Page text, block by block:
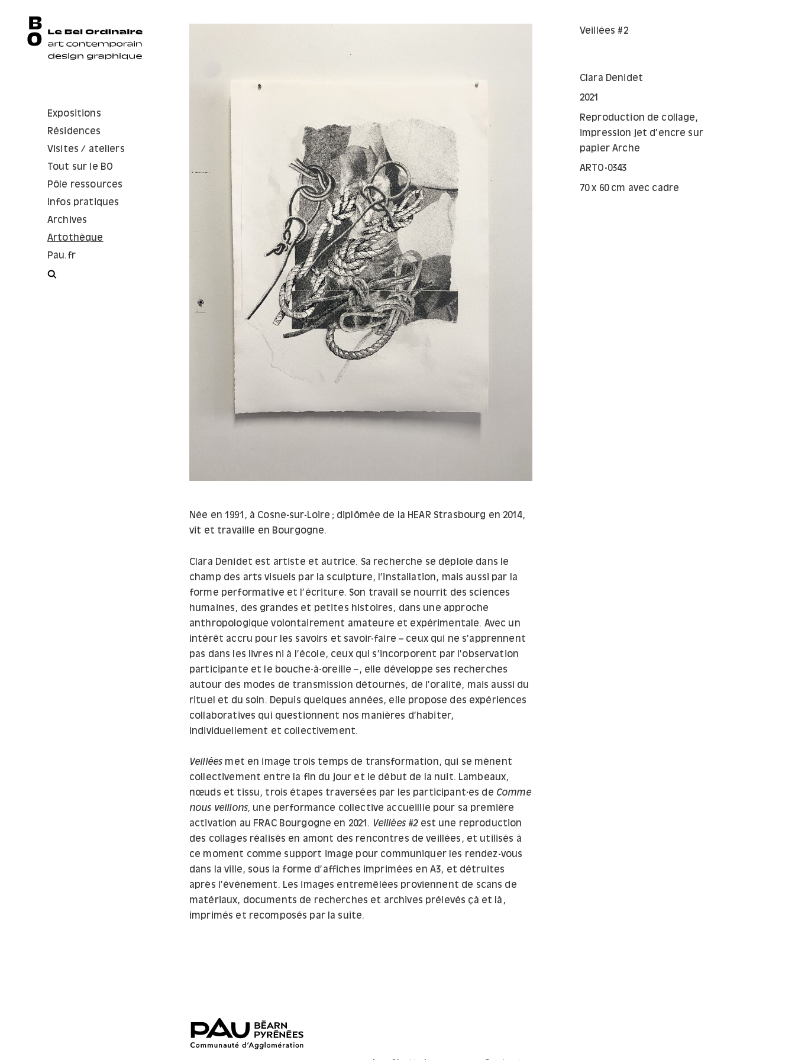
Expositions
Résidences
Visites / ateliers
Tout sur le BO
Pôle ressources
Infos pratiques
Archives
Artothèque
Pau.fr
Rechercher
Née en 1991, à Cosne-sur-Loire ; diplômée de la HEAR Strasbourg en 2014,
vit et travaille en Bourgogne.
Clara Denidet est artiste et autrice. Sa recherche se déploie dans le
champ des arts visuels par la sculpture, l’installation, mais aussi par la
forme performative et l’écriture. Son travail se nourrit des sciences
humaines, des grandes et petites histoires, dans une approche
anthropologique volontairement amateure et expérimentale. Avec un
intérêt accru pour les savoirs et savoir-faire – ceux qui ne s’apprennent
pas dans les livres ni à l’école, ceux qui s’incorporent par l’observation
participante et le bouche-à-oreille –, elle développe ses recherches
autour des modes de transmission détournés, de l’oralité, mais aussi du
rituel et du soin. Depuis quelques années, elle propose des expériences
collaboratives qui questionnent nos manières d’habiter,
individuellement et collectivement.
Veillées met en image trois temps de transformation, qui se mènent
collectivement entre la fin du jour et le début de la nuit. Lambeaux,
nœuds et tissu, trois étapes traversées par les participant·es de Comme
nous veillons, une performance collective accueillie pour sa première
activation au FRAC Bourgogne en 2021. Veillées #2est une reproduction
des collages réalisés en amont des rencontres de veillées, et utilisés à
ce moment comme support image pour communiquer les rendez-vous
dans la ville, sous la forme d’affiches imprimées en A3, et détruites
après l’événement. Les images entremêlées proviennent de scans de
matériaux, documents de recherches et archives prélevés çà et là,
imprimés et recomposés par la suite.
Veillées #2
Clara Denidet
2021
Reproduction de collage,
impression jet d’encre sur
papier Arche
ARTO-0343
70 x 60 cm avec cadre